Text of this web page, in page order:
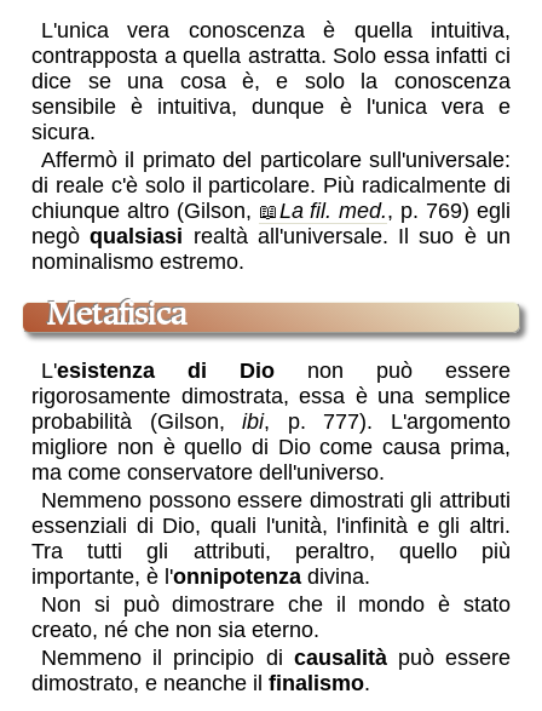
L'unica vera conoscenza è quella intuitiva,
contrapposta a quella astratta. Solo essa infatti ci
dice se una cosa è, e solo la conoscenza
sensibile è intuitiva, dunque è l'unica vera e
sicura.
Affermò il primato del particolare sull'universale:
di reale c'è solo il particolare. Più radicalmente di
chiunque altro (Gilson,
La fil. med., p. 769) egli
negòqualsiasi realtà all'universale. Il suo è un
nominalismo estremo.
metafisica
L'esistenza di Dio non può essere
rigorosamente dimostrata, essa è una semplice
probabilità (Gilson,ibi, p. 777). L'argomento
migliore non è quello di Dio come causa prima,
ma come conservatore dell'universo.
Nemmeno possono essere dimostrati gli attributi
essenziali di Dio, quali l'unità, l'infinità e gli altri.
Tra tutti gli attributi, peraltro, quello più
importante, è l'onnipotenza divina.
Non si può dimostrare che il mondo è stato
creato, né che non sia eterno.
Nemmeno il principio di causalitàpuò essere
dimostrato, e neanche ilfinalismo.